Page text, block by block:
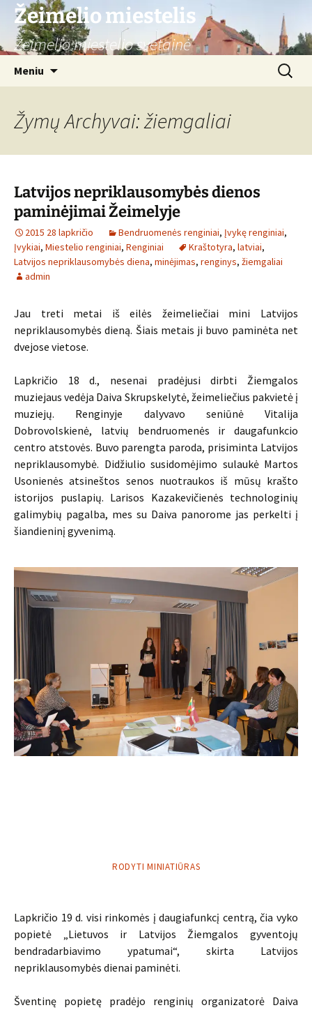
Žeimelio miestelis
Žeimelio miestelio svetainė
Meniu Ieškoti:
Žymų Archyvai: žiemgaliai
Latvijos nepriklausomybės dienos
paminėjimai Žeimelyje
2015 28 lapkričio Bendruomenės renginiai, Įvykę renginiai,
Įvykiai, Miestelio renginiai, Renginiai Kraštotyra, latviai,
Latvijos nepriklausomybės diena, minėjimas, renginys, žiemgaliai
admin
Jau treti metai iš eilės žeimeliečiai mini Latvijos
nepriklausomybės dieną. Šiais metais ji buvo paminėta net
dvejose vietose.
Lapkričio 18 d., nesenai pradėjusi dirbti Žiemgalos
muziejaus vedėja Daiva Skrupskelytė, žeimeliečius pakvietė į
muziejų. Renginyje dalyvavo seniūnė Vitalija
Dobrovolskienė, latvių bendruomenės ir daugafunkcio
centro atstovės. Buvo parengta paroda, prisiminta Latvijos
nepriklausomybė. Didžiulio susidomėjimo sulaukė Martos
Usonienės atsineštos senos nuotraukos iš mūsų krašto
istorijos puslapių. Larisos Kazakevičienės technologinių
galimybių pagalba, mes su Daiva panorome jas perkelti į
šiandieninį gyvenimą.
RODYTI MINIATIŪRAS
Lapkričio 19 d. visi rinkomės į daugiafunkcį centrą, čia vyko
popietė „Lietuvos ir Latvijos Žiemgalos gyventojų
bendradarbiavimo ypatumai“, skirta Latvijos
nepriklausomybės dienai paminėti.
Šventinę popietę pradėjo renginių organizatorė Daiva